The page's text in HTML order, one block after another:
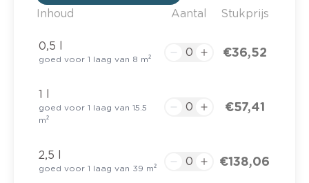
Inhoud Aantal Stukprijs
0,5 l
goed voor 1 laag van 8 m² € 36,52
1 l
goed voor 1 laag van 15.5
m²
€ 57,41
2,5 l
goed voor 1 laag van 39 m² € 138,06